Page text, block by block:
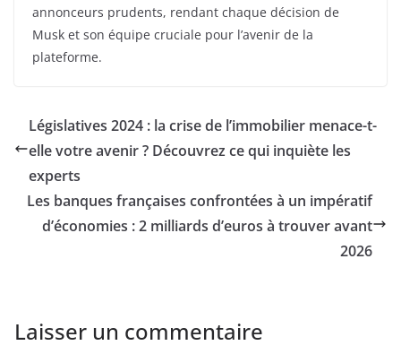
annonceurs prudents, rendant chaque décision de
Musk et son équipe cruciale pour l’avenir de la
plateforme.
Législatives 2024 : la crise de l’immobilier menace-t-
elle votre avenir ? Découvrez ce qui inquiète les
experts
Les banques françaises confrontées à un impératif
d’économies : 2 milliards d’euros à trouver avant
2026
Laisser un commentaire